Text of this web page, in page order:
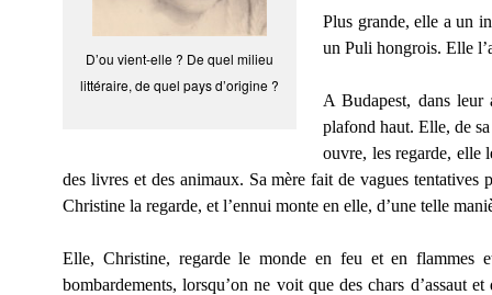
D’ou vient-elle ? De quel milieu
littéraire, de quel pays d’origine ?
Plus grande, elle a un
un Puli hongrois. Elle
A Budapest, dans leur
plafond haut. Elle, de
ouvre, les regarde, elle
des livres et des animaux. Sa mère fait de vagues
Christine la regarde, et l’ennui monte en elle, d’une telle
Elle, Christine, regarde le monde en feu et en flammes
bombardements, lorsqu’on ne voit que des chars d’assaut